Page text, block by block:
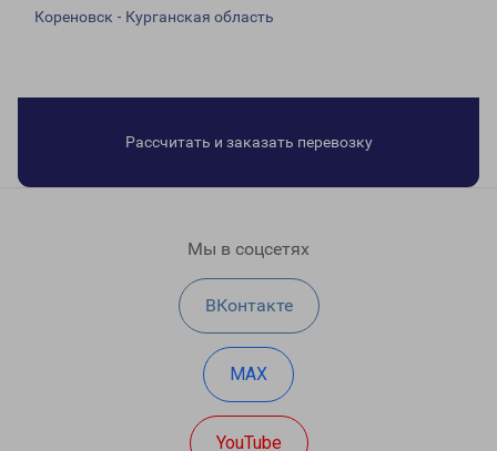
Кореновск - Курганская область
Рассчитать и заказать перевозку
Мы в соцсетях
ВКонтакте
MAX
YouTube